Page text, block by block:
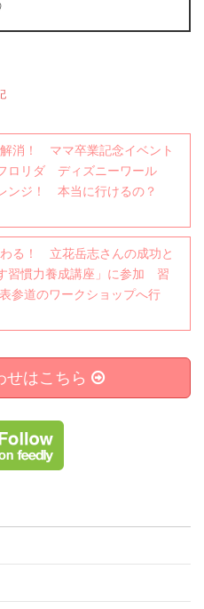
消！ ママ卒業記念イベント
リダ ディズニーワール
ンジ！ 本当に行けるの？
わる！ 立花岳志さんの成功と
習慣力養成講座」に参加 習
参道のワークショップへ行
はこちら